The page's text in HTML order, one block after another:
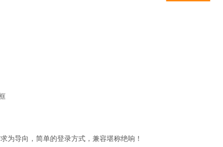
为导向，简单的登录方式，兼容堪称绝响！